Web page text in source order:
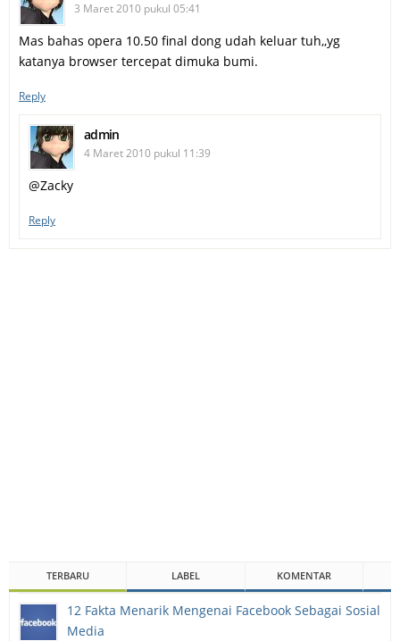
3 Maret 2010 pukul 05:41
Mas bahas opera 10.50 final dong udah keluar tuh,,yg
katanya browser tercepat dimuka bumi.
Reply
admin
4 Maret 2010 pukul 11:39
@Zacky
Reply
TERBARU LABEL KOMENTAR
12 Fakta Menarik Mengenai Facebook Sebagai Sosial
Media